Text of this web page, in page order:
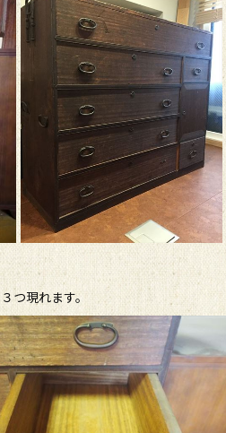
つ現れます。